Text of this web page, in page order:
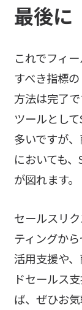
最後に
これでフィ
すべき指標
方法は完了
ツールとし
多いですが
においても
が図れます。
セールスリ
ティングか
活用支援や
ドセールス
ば、ぜひお